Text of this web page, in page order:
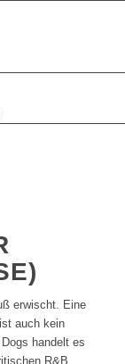
erwischt. Eine
auch kein
handelt es
R&B